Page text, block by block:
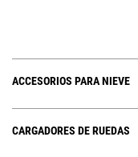
ACCESORIOS PARA NIEVE
CARGADORES DE RUEDAS